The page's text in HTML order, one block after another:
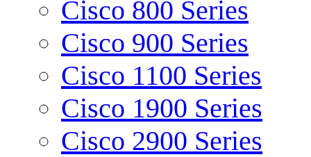
Cisco 800 Series
Cisco 900 Series
Cisco 1100 Series
Cisco 1900 Series
Cisco 2900 Series